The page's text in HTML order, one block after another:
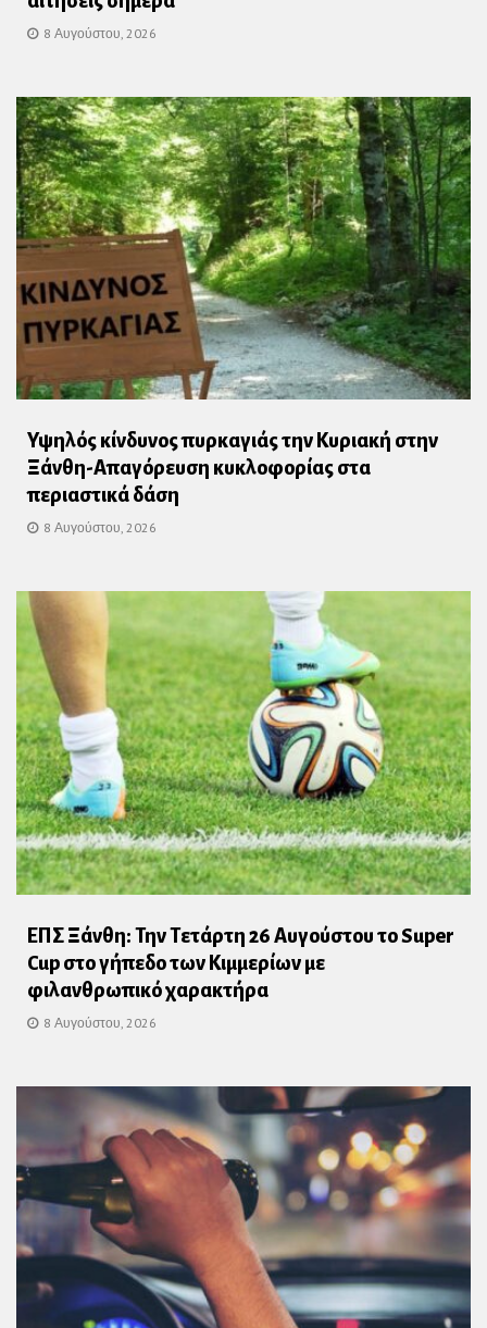
8 Αυγούστου, 2026
Υψηλός κίνδυνος πυρκαγιάς την Κυριακή στην
Ξάνθη-Απαγόρευση κυκλοφορίας στα
περιαστικά δάση
8 Αυγούστου, 2026
ΕΠΣ Ξάνθη: Την Τετάρτη 26 Αυγούστου το Super
Cup στο γήπεδο των Κιμμερίων με
φιλανθρωπικό χαρακτήρα
8 Αυγούστου, 2026